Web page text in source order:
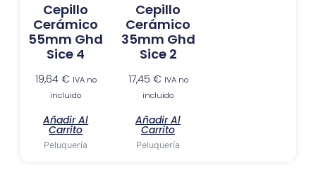
Cepillo
Cerámico
55mm Ghd
Sice 4
19,64 € IVA no
incluido
Añadir Al
Carrito
Peluquería
Cepillo
Cerámico
35mm Ghd
Sice 2
17,45 € IVA no
incluido
Añadir Al
Carrito
Peluquería